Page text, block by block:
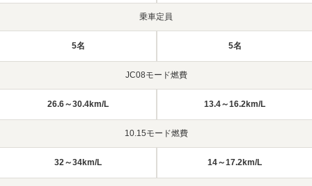
乗車定員
5名 5名
JC08モード燃費
26.6～30.4km/L 13.4～16.2km/L
10.15モード燃費
32～34km/L 14～17.2km/L